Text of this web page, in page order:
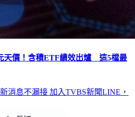
天價！含積ETF績效出爐 這5檔最
消息不漏接 加入TVBS新聞LINE，